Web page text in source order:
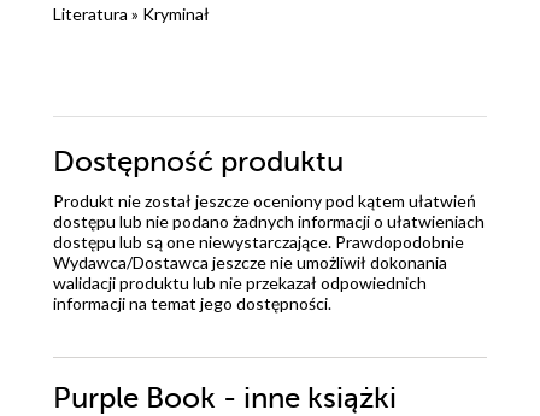
Literatura » Kryminał
Dostępność produktu
Produkt nie został jeszcze oceniony pod kątem ułatwień
dostępu lub nie podano żadnych informacji o ułatwieniach
dostępu lub są one niewystarczające. Prawdopodobnie
Wydawca/Dostawca jeszcze nie umożliwił dokonania
walidacji produktu lub nie przekazał odpowiednich
informacji na temat jego dostępności.
Purple Book - inne książki